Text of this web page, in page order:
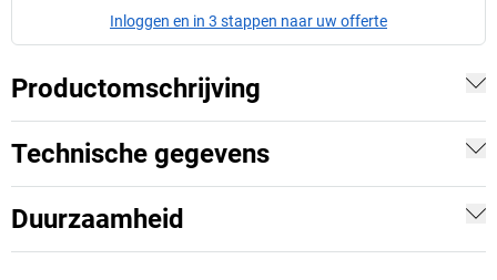
Inloggen en in 3 stappen naar uw offerte
Productomschrijving
Technische gegevens
Duurzaamheid